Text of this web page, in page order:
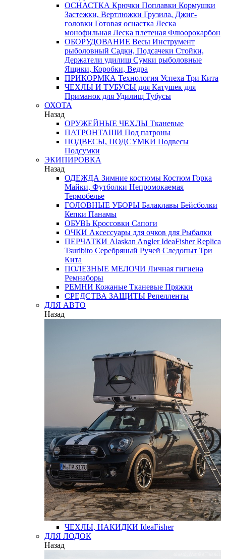
ОСНАСТКА Крючки Поплавки Кормушки
Застежки, Вертлюжки Грузила, Джиг-
головки Готовая оснастка Леска
монофильная Леска плетеная Флюорокарбон
ОБОРУДОВАНИЕ Весы Инструмент
рыболовный Садки, Подсачеки Стойки,
Держатели удилищ Сумки рыболовные
Ящики, Коробки, Ведра
ПРИКОРМКА Технология Успеха Три Кита
ЧЕХЛЫ И ТУБУСЫ для Катушек для
Приманок для Удилищ Тубусы
ОХОТА
Назад
ОРУЖЕЙНЫЕ ЧЕХЛЫ Тканевые
ПАТРОНТАШИ Под патроны
ПОДВЕСЫ, ПОДСУМКИ Подвесы
Подсумки
ЭКИПИРОВКА
Назад
ОДЕЖДА Зимние костюмы Костюм Горка
Майки, Футболки Непромокаемая
Термобелье
ГОЛОВНЫЕ УБОРЫ Балаклавы Бейсболки
Кепки Панамы
ОБУВЬ Кроссовки Сапоги
ОЧКИ Аксессуары для очков для Рыбалки
ПЕРЧАТКИ Alaskan AnglerIdeaFisherReplica
Tsuribito Серебряный Ручей Следопыт Три
Кита
ПОЛЕЗНЫЕ МЕЛОЧИ Личная гигиена
Ремнаборы
РЕМНИ Кожаные Тканевые Пряжки
СРЕДСТВА ЗАЩИТЫ Репелленты
ДЛЯ АВТО
Назад
ЧЕХЛЫ, НАКИДКИ IdeaFisher
ДЛЯ ЛОДОК
Назад